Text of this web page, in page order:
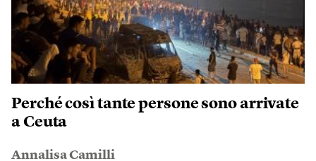
Perché così tante persone sono arrivate
a Ceuta
Annalisa Camilli